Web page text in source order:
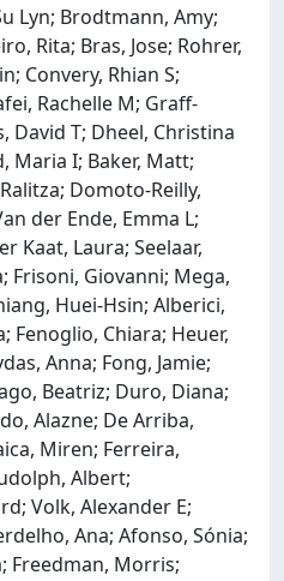
Lyn; Brodtmann, Amy;
Rita; Bras, Jose; Rohrer,
Convery, Rhian S;
Rachelle M; Graff-
David T; Dheel, Christina
Maria I; Baker, Matt;
Domoto-Reilly,
der Ende, Emma L;
Kaat, Laura; Seelaar,
Frisoni, Giovanni; Mega,
Huei-Hsin; Alberici,
Fenoglio, Chiara; Heuer,
Anna; Fong, Jamie;
Beatriz; Duro, Diana;
Alazne; De Arriba,
Miren; Ferreira,
Albert;
Volk, Alexander E;
Ana; Afonso, Sónia;
Freedman, Morris;